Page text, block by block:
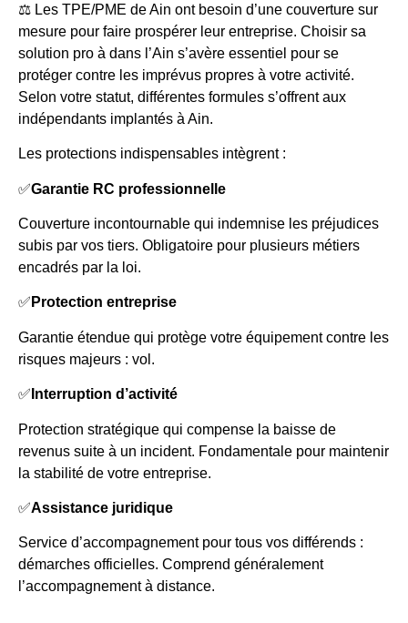
⚖️ Les TPE/PME de Ain ont besoin d’une couverture sur
mesure pour faire prospérer leur entreprise. Choisir sa
solution pro à dans l’Ain s’avère essentiel pour se
protéger contre les imprévus propres à votre activité.
Selon votre statut, différentes formules s’offrent aux
indépendants implantés à Ain.
Les protections indispensables intègrent :
✅Garantie RC professionnelle
Couverture incontournable qui indemnise les préjudices
subis par vos tiers. Obligatoire pour plusieurs métiers
encadrés par la loi.
✅ Protection entreprise
Garantie étendue qui protège votre équipement contre les
risques majeurs : vol.
✅ Interruption d’activité
Protection stratégique qui compense la baisse de
revenus suite à un incident. Fondamentale pour maintenir
la stabilité de votre entreprise.
✅Assistance juridique
Service d’accompagnement pour tous vos différends :
démarches officielles. Comprend généralement
l’accompagnement à distance.